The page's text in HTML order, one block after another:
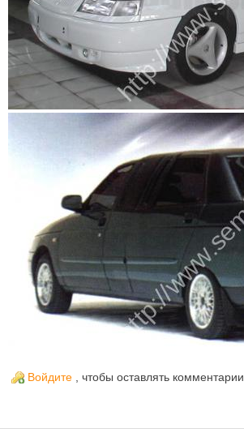
Войдите , чтобы оставлять комментарии